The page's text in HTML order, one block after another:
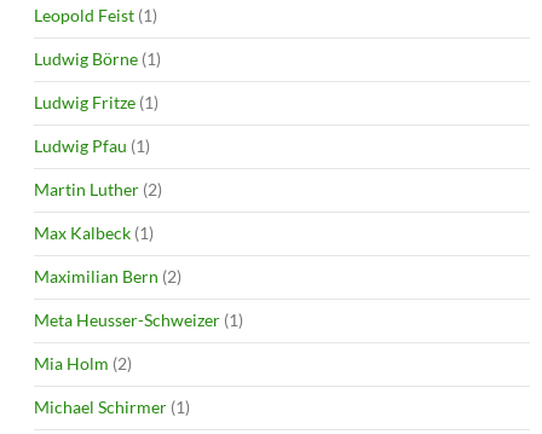
Leopold Feist (1)
Ludwig Börne (1)
Ludwig Fritze (1)
Ludwig Pfau (1)
Martin Luther (2)
Max Kalbeck (1)
Maximilian Bern (2)
Meta Heusser-Schweizer (1)
Mia Holm (2)
Michael Schirmer (1)